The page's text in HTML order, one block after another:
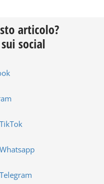
articolo?
social